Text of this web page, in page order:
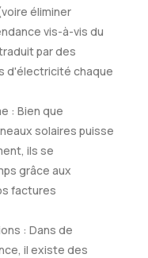
éliminer
vis-à-vis du
par des
d'électricité chaque
: Bien que
solaires puisse
ils se
grâce aux
factures
: Dans de
il existe des